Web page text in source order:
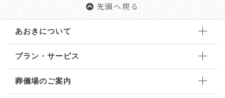
先頭へ戻る
あおきについて
プラン・サービス
葬儀場のご案内